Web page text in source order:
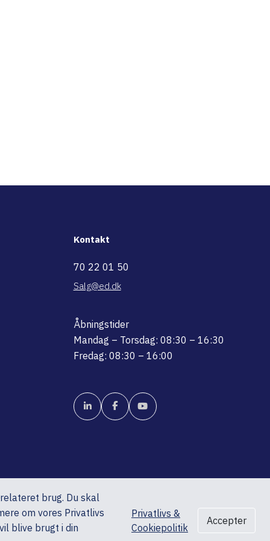
brug. Du skal
om vores Privatlivs
blive brugt i din
Privatlivs &
Cookiepolitik
Accepter
Kontakt
70 22 01 50
Salg@ed.dk
Åbningstider
Mandag – Torsdag: 08:30 – 16:30
Fredag: 08:30 – 16:00